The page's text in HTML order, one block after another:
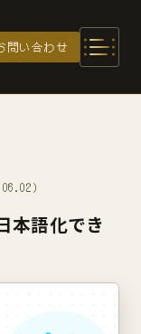
問い合わせ
）
本語化でき